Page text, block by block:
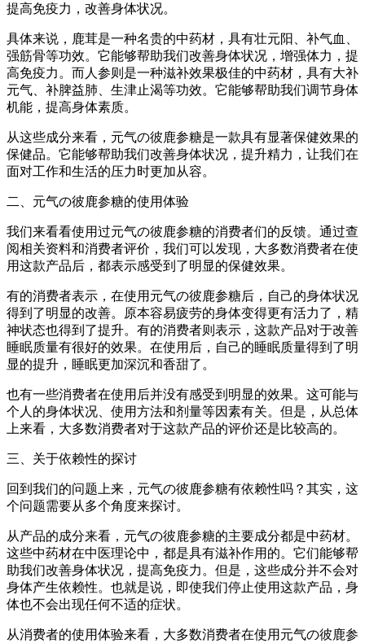
提高免疫力，改善身体状况。
具体来说，鹿茸是一种名贵的中药材，具有壮元阳、补气血、
强筋骨等功效。它能够帮助我们改善身体状况，增强体力，提
高免疫力。而人参则是一种滋补效果极佳的中药材，具有大补
元气、补脾益肺、生津止渴等功效。它能够帮助我们调节身体
机能，提高身体素质。
从这些成分来看，元气の彼鹿参糖是一款具有显著保健效果的
保健品。它能够帮助我们改善身体状况，提升精力，让我们在
面对工作和生活的压力时更加从容。
二、元气の彼鹿参糖的使用体验
我们来看看使用过元气の彼鹿参糖的消费者们的反馈。通过查
阅相关资料和消费者评价，我们可以发现，大多数消费者在使
用这款产品后，都表示感受到了明显的保健效果。
有的消费者表示，在使用元气の彼鹿参糖后，自己的身体状况
得到了明显的改善。原本容易疲劳的身体变得更有活力了，精
神状态也得到了提升。有的消费者则表示，这款产品对于改善
睡眠质量有很好的效果。在使用后，自己的睡眠质量得到了明
显的提升，睡眠更加深沉和香甜了。
也有一些消费者在使用后并没有感受到明显的效果。这可能与
个人的身体状况、使用方法和剂量等因素有关。但是，从总体
上来看，大多数消费者对于这款产品的评价还是比较高的。
三、关于依赖性的探讨
回到我们的问题上来，元气の彼鹿参糖有依赖性吗？其实，这
个问题需要从多个角度来探讨。
从产品的成分来看，元气の彼鹿参糖的主要成分都是中药材。
这些中药材在中医理论中，都是具有滋补作用的。它们能够帮
助我们改善身体状况，提高免疫力。但是，这些成分并不会对
身体产生依赖性。也就是说，即使我们停止使用这款产品，身
体也不会出现任何不适的症状。
从消费者的使用体验来看，大多数消费者在使用元气の彼鹿参